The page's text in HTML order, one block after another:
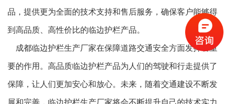
品，提供更为全面的技术支持和售后服务，确保客户能够得
到高品质、高性价比的临边护栏产品。
成都临边护栏生产厂家在保障道路交通安全方面发挥着重
要的作用。高品质临边护栏产品为人们的驾驶和行走提供了
保障，让人们更加安心和放心。未来，随着交通建设不断发
展和完善，临边护栏生产厂家将会不断提升自己的技术实力